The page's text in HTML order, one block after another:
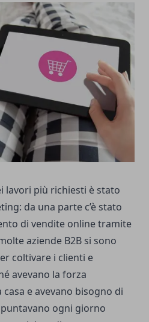
lavori più richiesti è stato
da una parte c’è stato
di vendite online tramite
aziende B2B si sono
coltivare i clienti e
avevano la forza
e avevano bisogno di
ogni giorno